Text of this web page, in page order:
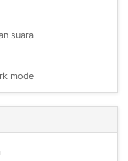
suara
mode